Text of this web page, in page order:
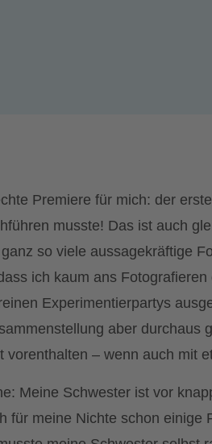
Premiere für mich: der
musste! Das ist auch
so viele aussagekräftige
ich kaum ans
Experimentierpartys
aber durchaus
vorenthalten – wenn auch mit
Meine Schwester ist vor
für meine Nichte schon